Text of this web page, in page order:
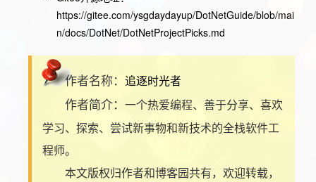
https://gitee.com/ysgdaydayup/DotNetGuide/blob/mai
n/docs/DotNet/DotNetProjectPicks.md
作者名称：追逐时光者
作者简介：一个热爱编程、善于分享、喜欢
学习、探索、尝试新事物和新技术的全栈软件工
程师。
本文版权归作者和博客园共有，欢迎转载，